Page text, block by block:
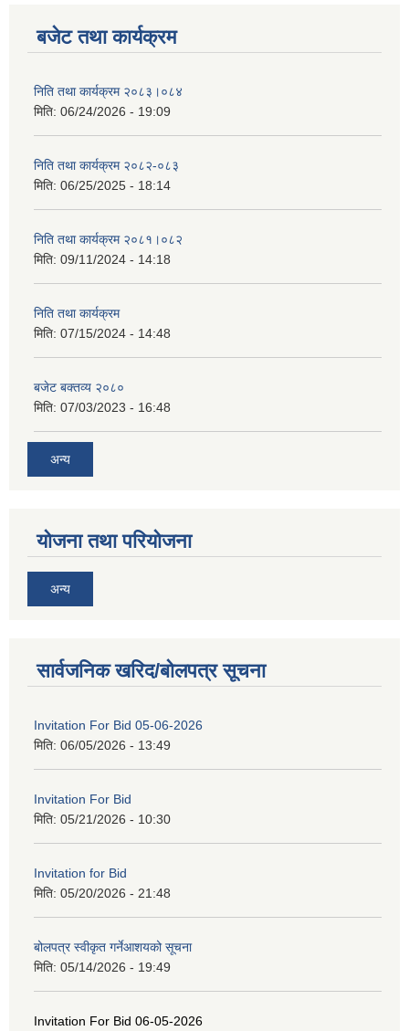
बजेट तथा कार्यक्रम
निति तथा कार्यक्रम २०८३।०८४
मिति: 06/24/2026 - 19:09
निति तथा कार्यक्रम २०८२-०८३
मिति: 06/25/2025 - 18:14
निति तथा कार्यक्रम २०८१।०८२
मिति: 09/11/2024 - 14:18
निति तथा कार्यक्रम
मिति: 07/15/2024 - 14:48
बजेट बक्तव्य २०८०
मिति: 07/03/2023 - 16:48
अन्य
योजना तथा परियोजना
अन्य
सार्वजनिक खरिद/बोलपत्र सूचना
Invitation For Bid 05-06-2026
मिति: 06/05/2026 - 13:49
Invitation For Bid
मिति: 05/21/2026 - 10:30
Invitation for Bid
मिति: 05/20/2026 - 21:48
बोलपत्र स्वीकृत गर्नेआशयको सूचना
मिति: 05/14/2026 - 19:49
Invitation For Bid 06-05-2026